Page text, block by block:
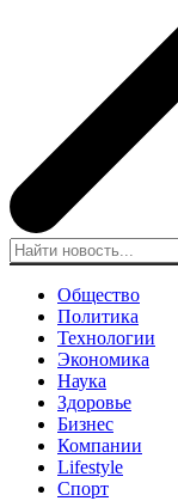
Общество
Политика
Технологии
Экономика
Наука
Здоровье
Бизнес
Компании
Lifestyle
Спорт